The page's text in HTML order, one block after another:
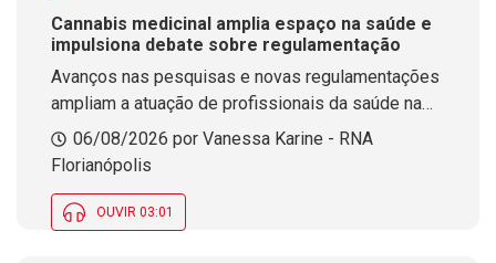
Cannabis medicinal amplia espaço na saúde e
impulsiona debate sobre regulamentação
Avanços nas pesquisas e novas regulamentações
ampliam a atuação de profissionais da saúde na
área da cannabis medicinal. O tema estará em
debate durante evento que será realizado na
06/08/2026 por Vanessa Karine - RNA
Florianópolis
OUVIR 03:01